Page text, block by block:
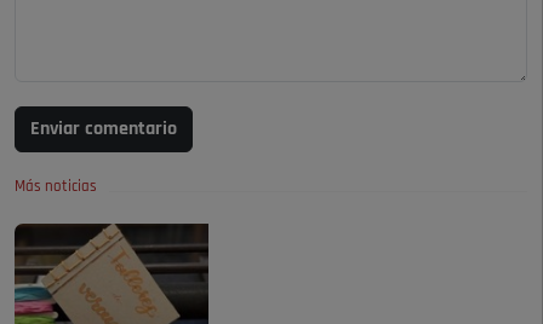
Enviar comentario
Más noticias